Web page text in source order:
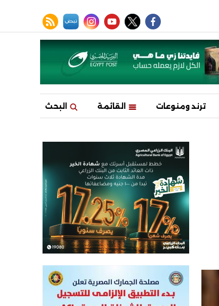
facebook
twitter
youtube
instagram
نبض rss feed
ترند ومنوعات القائمة البحث